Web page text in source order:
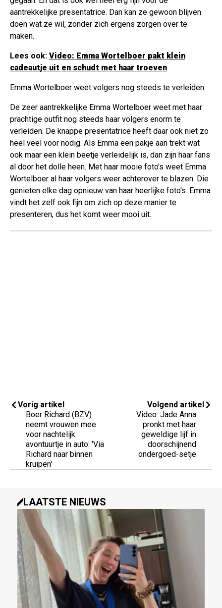
aantrekkelijke presentatrice. Dan kan ze gewoon blijven
doen wat ze wil, zonder zich ergens zorgen over te
maken.
Lees ook: Video: Emma Wortelboer pakt klein
cadeautje uit en schudt met haar troeven
Emma Wortelboer weet volgers nog steeds te verleiden
De zeer aantrekkelijke Emma Wortelboer weet met haar
prachtige outfit nog steeds haar volgers enorm te
verleiden. De knappe presentatrice heeft daar ook niet zo
heel veel voor nodig. Als Emma een pakje aan trekt wat
ook maar een klein beetje verleidelijk is, dan zijn haar fans
al door het dolle heen. Met haar mooie foto's weet Emma
Wortelboer al haar volgers weer achterover te blazen. Die
genieten elke dag opnieuw van haar heerlijke foto's. Emma
vindt het zelf ook fijn om zich op deze manier te
presenteren, dus het komt weer mooi uit.
Vorig artikel
Boer Richard (BZV)
neemt vrouwen mee
voor nachtelijk
avontuurtje in auto: 'Via
Richard naar binnen
kruipen'
Volgend artikel
Video: Jade Anna
pronkt met haar
geweldige lijf in
doorschijnend
ondergoed-setje
LAATSTE NIEUWS